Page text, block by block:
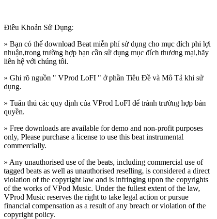
Điều Khoản Sử Dụng:
» Bạn có thể download Beat miễn phí sử dụng cho mục đích phi lợi
nhuận,trong trường hợp bạn cần sử dụng mục đích thương mại,hãy
liên hệ với chúng tôi.
» Ghi rõ nguồn " VProd LoFI " ở phần Tiêu Đề và Mô Tả khi sử
dụng.
» Tuân thủ các quy định của VProd LoFI để tránh trường hợp bản
quyền.
» Free downloads are available for demo and non-profit purposes
only, Please purchase a license to use this beat instrumental
commercially.
» Any unauthorised use of the beats, including commercial use of
tagged beats as well as unauthorised reselling, is considered a direct
violation of the copyright law and is infringing upon the copyrights
of the works of VPod Music. Under the fullest extent of the law,
VProd Music reserves the right to take legal action or pursue
financial compensation as a result of any breach or violation of the
copyright policy.